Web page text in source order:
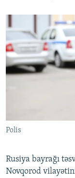
Polis
Rusiya bayrağı
Novqorod